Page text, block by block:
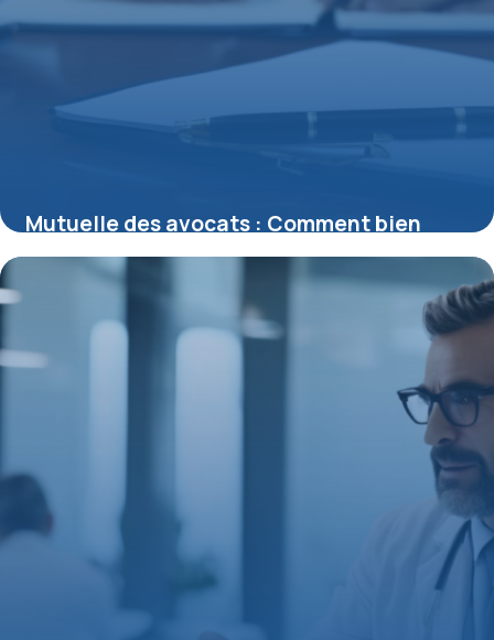
Mutuelle des avocats : Comment bien
choisir votre protection santé spécialisée